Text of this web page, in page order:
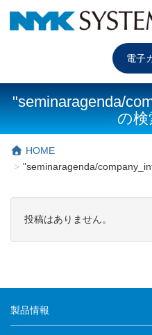
電子
"seminaragenda/
の検
HOME
"seminaragenda/
投稿はありません。
製品情報